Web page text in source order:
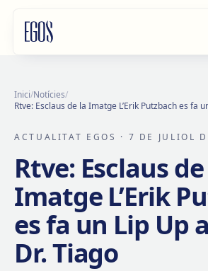
Inici/Notícies/
Rtve: Esclaus de la Imatge L’Erik Putzbach es fa
ACTUALITAT EGOS · 7 DE JULIOL
Rtve: Esclaus
Imatge L’Erik
es fa un Lip Up
Dr. Tiago